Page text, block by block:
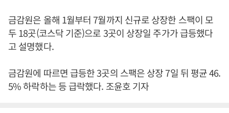
금감원은 올해 1월부터 7월까지 신규로 상장한 스팩이 모
두 18곳(코스닥 기준)으로 3곳이 상장일 주가가 급등했다
고 설명했다.
금감원에 따르면 급등한 3곳의 스팩은 상장 7일 뒤 평균 46.
5% 하락하는 등 급락했다. 조윤호 기자